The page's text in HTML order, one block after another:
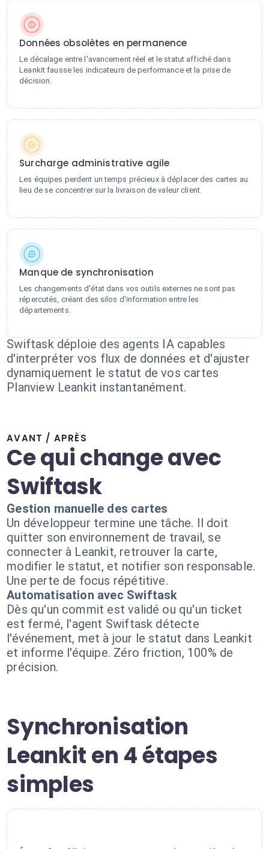
Données obsolètes en permanence
Le décalage entre l'avancement réel et le statut affiché dans
Leankit fausse les indicateurs de performance et la prise de
décision.
Surcharge administrative agile
Les équipes perdent un temps précieux à déplacer des cartes au
lieu de se concentrer sur la livraison de valeur client.
Manque de synchronisation
Les changements d'état dans vos outils externes ne sont pas
répercutés, créant des silos d'information entre les
départements.
Swiftask déploie des agents IA capables
d'interpréter vos flux de données et d'ajuster
dynamiquement le statut de vos cartes
Planview Leankit instantanément.
AVANT / APRÈS
Ce qui change avec
Swiftask
Gestion manuelle des cartes
Un développeur termine une tâche. Il doit
quitter son environnement de travail, se
connecter à Leankit, retrouver la carte,
modifier le statut, et notifier son responsable.
Une perte de focus répétitive.
Automatisation avec Swiftask
Dès qu'un commit est validé ou qu'un ticket
est fermé, l'agent Swiftask détecte
l'événement, met à jour le statut dans Leankit
et informe l'équipe. Zéro friction, 100% de
précision.
Synchronisation
Leankit en 4 étapes
simples